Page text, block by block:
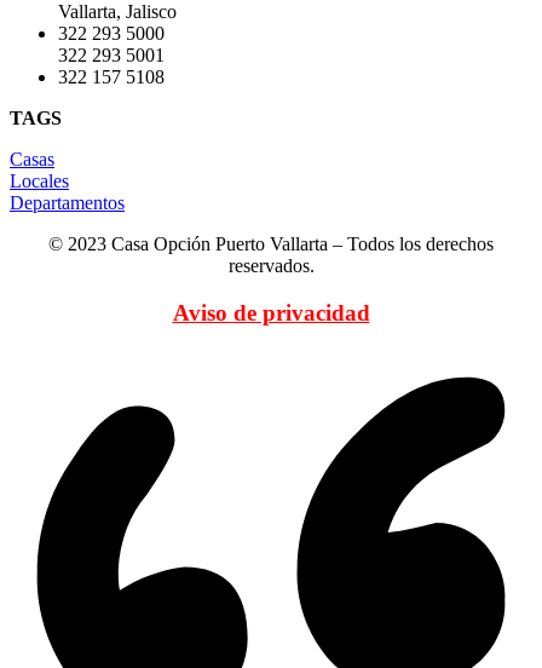
Vallarta, Jalisco
322 293 5000
322 293 5001
322 157 5108
TAGS
Casas
Locales
Departamentos
© 2023 Casa Opción Puerto Vallarta – Todos los derechos
reservados.
Aviso de privacidad